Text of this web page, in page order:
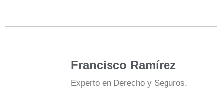
Francisco Ramírez
Experto en Derecho y Seguros.